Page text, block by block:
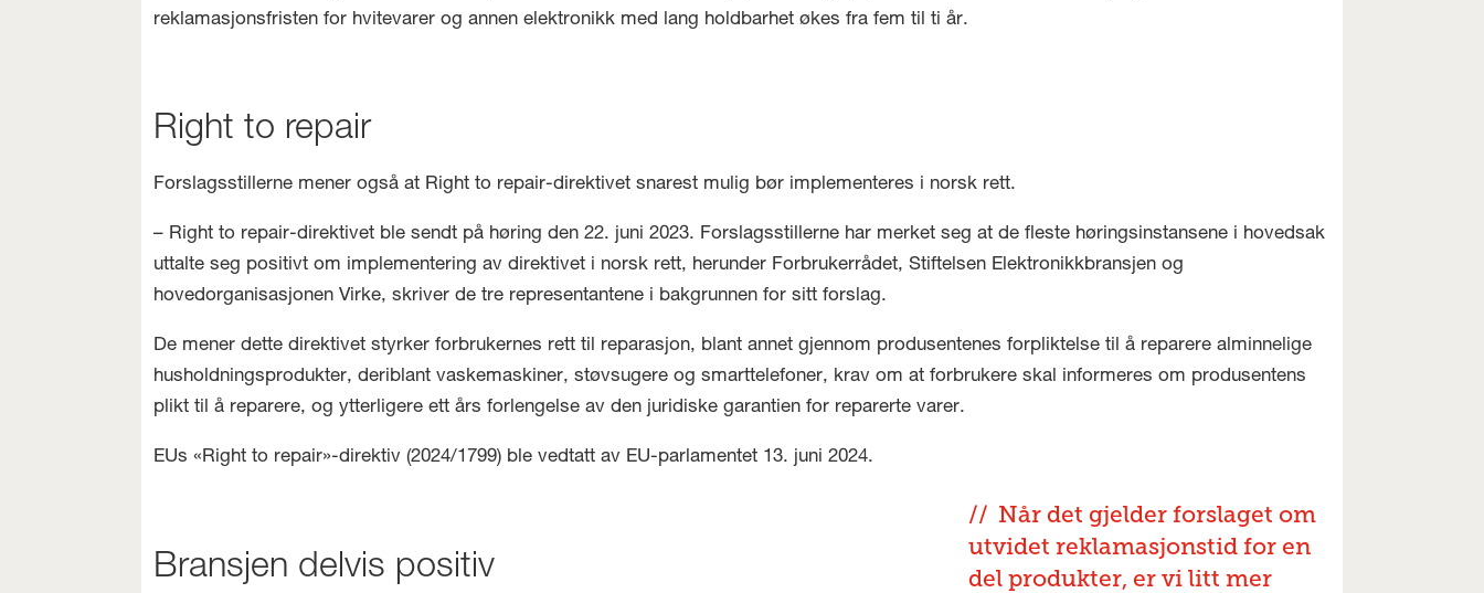
reklamasjonsfristen for hvitevarer og annen elektronikk med lang holdbarhet økes fra fem til ti år.
Right to repair
Forslagsstillerne mener også at Right to repair-direktivet snarest mulig bør implementeres i norsk rett.
– Right to repair-direktivet ble sendt på høring den 22. juni 2023. Forslagsstillerne har merket seg at de fleste høringsinstansene i hovedsak
uttalte seg positivt om implementering av direktivet i norsk rett, herunder Forbrukerrådet, Stiftelsen Elektronikkbransjen og
hovedorganisasjonen Virke, skriver de tre representantene i bakgrunnen for sitt forslag.
De mener dette direktivet styrker forbrukernes rett til reparasjon, blant annet gjennom produsentenes forpliktelse til å reparere alminnelige
husholdningsprodukter, deriblant vaskemaskiner, støvsugere og smarttelefoner, krav om at forbrukere skal informeres om produsentens
plikt til å reparere, og ytterligere ett års forlengelse av den juridiske garantien for reparerte varer.
EUs «Right to repair»-direktiv (2024/1799) ble vedtatt av EU-parlamentet 13. juni 2024.
Når det gjelder forslaget om
utvidet reklamasjonstid for en
del produkter, er vi litt mer
Bransjen delvis positiv